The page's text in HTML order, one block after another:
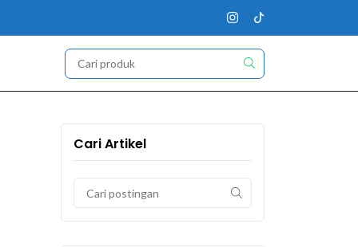
Cari Artikel